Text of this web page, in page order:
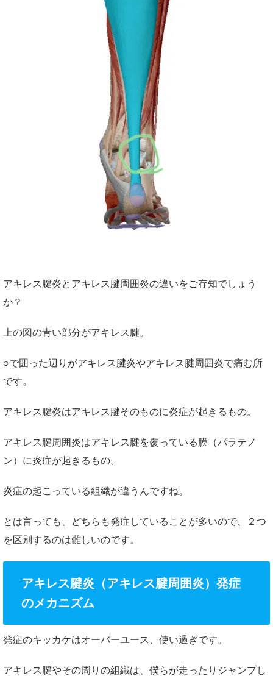
アキレス腱炎とアキレス腱周囲炎の違いをご存知でしょう
か？
上の図の青い部分がアキレス腱。
○で囲った辺りがアキレス腱炎やアキレス腱周囲炎で痛む所
です。
アキレス腱炎はアキレス腱そのものに炎症が起きるもの。
アキレス腱周囲炎はアキレス腱を覆っている膜（パラテノ
ン）に炎症が起きるもの。
炎症の起こっている組織が違うんですね。
とは言っても、どちらも発症していることが多いので、２つ
を区別するのは難しいのです。
アキレス腱炎（アキレス腱周囲炎）発症
のメカニズム
発症のキッカケはオーバーユース、使い過ぎです。
アキレス腱やその周りの組織は、僕らが走ったりジャンプし